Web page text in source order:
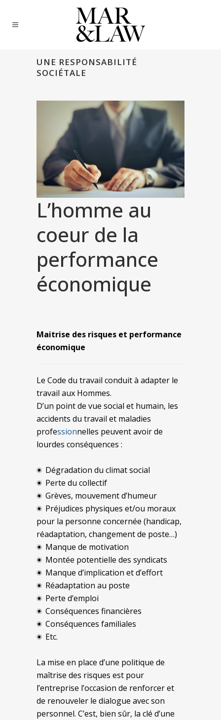
UNE RESPONSABILITÉ
SOCIÉTALE
L’homme au
coeur de la
performance
économique
Maitrise des risques et performance
économique
Le Code du travail conduit à adapter le
travail aux Hommes.
D’un point de vue social et humain, les
accidents du travail et maladies
professionnelles peuvent avoir de
lourdes conséquences :
Dégradation du climat social
Perte du collectif
Grèves, mouvement d’humeur
Préjudices physiques et/ou moraux
pour la personne concernée (handicap,
réadaptation, changement de poste…)
Manque de motivation
Montée potentielle des syndicats
Manque d’implication et d’effort
Réadaptation au poste
Perte d’emploi
Conséquences financières
Conséquences familiales
Etc.
La mise en place d’une politique de
maîtrise des risques est pour
l’entreprise l’occasion de renforcer et
de renouveler le dialogue avec son
personnel. C’est, bien sûr, la clé d’une